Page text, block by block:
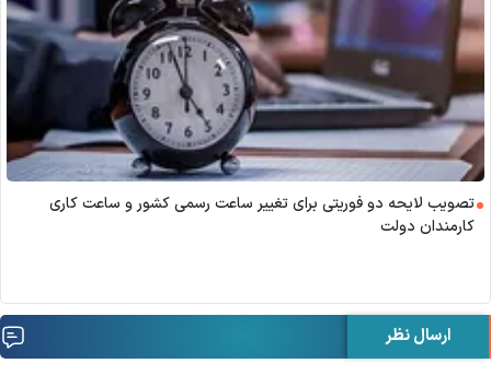
تصویب لایحه دو فوریتی برای تغییر ساعت رسمی کشور و ساعت کاری
کارمندان دولت
ارسال نظر